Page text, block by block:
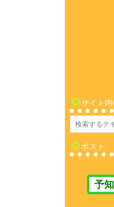
サイト内
ポスト
予